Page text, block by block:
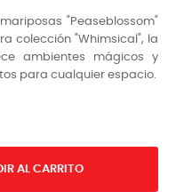
"Peaseblossom"
colección "Whimsical", la
ambientes mágicos y
para cualquier espacio.
AL CARRITO